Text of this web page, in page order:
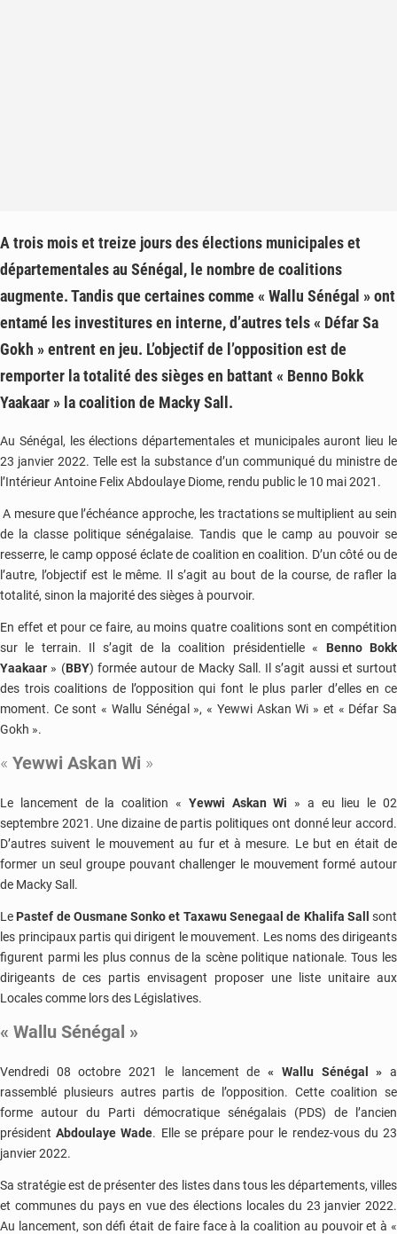
A trois mois et treize jours des élections municipales et
départementales au Sénégal, le nombre de coalitions
augmente. Tandis que certaines comme « Wallu Sénégal » ont
entamé les investitures en interne, d’autres tels « Défar Sa
Gokh » entrent en jeu. L’objectif de l’opposition est de
remporter la totalité des sièges en battant « Benno Bokk
Yaakaar » la coalition de Macky Sall.
Au Sénégal, les élections départementales et municipales auront lieu le
23 janvier 2022. Telle est la substance d’un communiqué du ministre de
l’Intérieur Antoine Felix Abdoulaye Diome, rendu public le 10 mai 2021.
A mesure que l’échéance approche, les tractations se multiplient au sein
de la classe politique sénégalaise. Tandis que le camp au pouvoir se
resserre, le camp opposé éclate de coalition en coalition. D’un côté ou de
l’autre, l’objectif est le même. Il s’agit au bout de la course, de rafler la
totalité, sinon la majorité des sièges à pourvoir.
En effet et pour ce faire, au moins quatre coalitions sont en compétition
sur le terrain. Il s’agit de la coalition présidentielle « Benno Bokk
Yaakaar » (BBY) formée autour de Macky Sall. Il s’agit aussi et surtout
des trois coalitions de l’opposition qui font le plus parler d’elles en ce
moment. Ce sont « Wallu Sénégal », « Yewwi Askan Wi » et « Défar Sa
Gokh ».
« Yewwi Askan Wi »
Le lancement de la coalition « Yewwi Askan Wi » a eu lieu le 02
septembre 2021. Une dizaine de partis politiques ont donné leur accord.
D’autres suivent le mouvement au fur et à mesure. Le but en était de
former un seul groupe pouvant challenger le mouvement formé autour
de Macky Sall.
Le Pastef deOusmane Sonkoet Taxawu Senegaal de Khalifa Sall
sont
les principaux partis qui dirigent le mouvement. Les noms des dirigeants
figurent parmi les plus connus de la scène politique nationale. Tous les
dirigeants de ces partis envisagent proposer une liste unitaire aux
Locales comme lors des Législatives.
« Wallu Sénégal »
Vendredi 08 octobre 2021 le lancement de« Wallu Sénégal » a
rassemblé plusieurs autres partis de l’opposition. Cette coalition se
forme autour du Parti démocratique sénégalais (PDS) de l’ancien
présidentAbdoulaye Wade. Elle se prépare pour le rendez-vous du 23
janvier 2022.
Sa stratégie est de présenter des listes dans tous les départements, villes
et communes du pays en vue des élections locales du 23 janvier 2022.
Au lancement, son défi était de faire face à la coalition au pouvoir et à «